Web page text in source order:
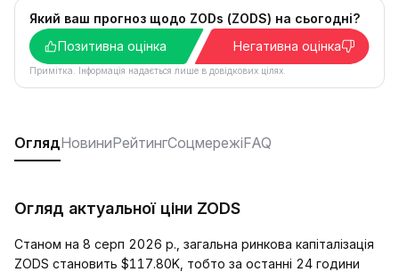
Який ваш прогноз щодо ZODs (ZODS) на сьогодні?
Позитивна оцінка
Негативна оцінка
Примітка. Інформація надається лише в довідкових цілях.
ОглядНовиниРейтингСоцмережіFAQ
Огляд актуальної ціни ZODS
Станом на 8 серп 2026 р., загальна ринкова капіталізація
ZODS становить $117.80K, тобто за останні 24 години